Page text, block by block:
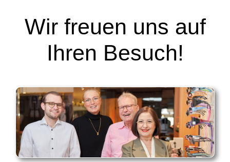
Wir freuen uns auf
Ihren Besuch!